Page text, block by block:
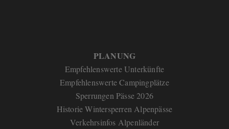
PLANUNG
Empfehlenswerte Unterkünfte
Empfehlenswerte Campingplätze
Sperrungen Pässe 2026
Historie Wintersperren Alpenpässe
Verkehrsinfos Alpenländer